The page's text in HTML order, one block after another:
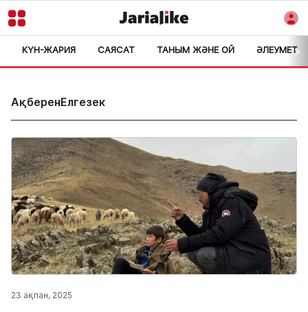
КҮН-ЖАРИЯ САЯСАТ ТАНЫМ ЖӘНЕ ОЙ ӘЛЕУМЕТ>
АқберенЕлгезек
23 ақпан, 2025